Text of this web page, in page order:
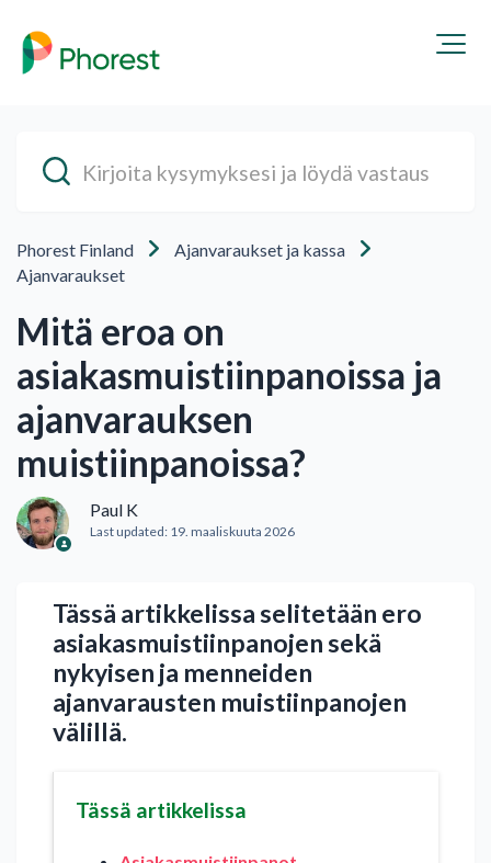
Phorest Finland
Ajanvaraukset ja kassa
Ajanvaraukset
Mitä eroa on
asiakasmuistiinpanoissa ja
ajanvarauksen
muistiinpanoissa?
Paul K
Last updated: 19. maaliskuuta 2026
Tässä artikkelissa selitetään ero
asiakasmuistiinpanojen sekä
nykyisen ja menneiden
ajanvarausten muistiinpanojen
välillä.
Tässä artikkelissa